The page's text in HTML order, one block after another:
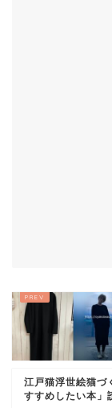
江戸猫浮世絵猫づ
すすめしたい本」